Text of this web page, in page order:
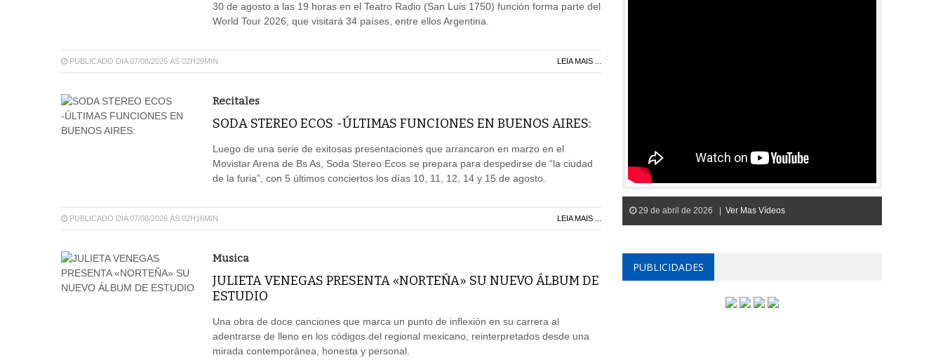
30 de agosto a las 19 horas en el Teatro Radio (San Luis 1750) función forma parte del
World Tour 2026, que visitará 34 países, entre ellos Argentina.
PUBLICADO DIA 07/08/2026 ÀS 02H29MIN LEIA MAIS ...
Recitales
SODA STEREO ECOS -ÚLTIMAS FUNCIONES EN BUENOS AIRES:
Luego de una serie de exitosas presentaciones que arrancaron en marzo en el
Movistar Arena de Bs As, Soda Stereo Ecos se prepara para despedirse de “la ciudad
de la furia”, con 5 últimos conciertos los días 10, 11, 12, 14 y 15 de agosto.
PUBLICADO DIA 07/08/2026 ÀS 02H16MIN LEIA MAIS ...
Musica
JULIETA VENEGAS PRESENTA «NORTEÑA» SU NUEVO ÁLBUM DE
ESTUDIO
Una obra de doce canciones que marca un punto de inflexión en su carrera al
adentrarse de lleno en los códigos del regional mexicano, reinterpretados desde una
mirada contemporánea, honesta y personal.
29 de abril de 2026 | Ver Mas Vídeos
PUBLICIDADES